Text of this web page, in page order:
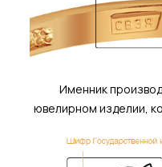
Именник
ювелирном изделии,